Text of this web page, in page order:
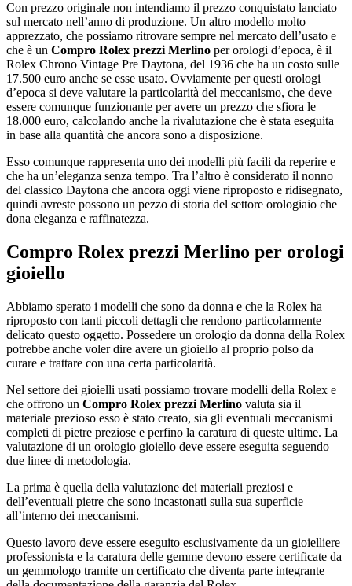
Con prezzo originale non intendiamo il prezzo conquistato lanciato
sul mercato nell’anno di produzione. Un altro modello molto
apprezzato, che possiamo ritrovare sempre nel mercato dell’usato e
che è un Compro Rolex prezzi Merlino per orologi d’epoca, è il
Rolex Chrono Vintage Pre Daytona, del 1936 che ha un costo sulle
17.500 euro anche se esse usato. Ovviamente per questi orologi
d’epoca si deve valutare la particolarità del meccanismo, che deve
essere comunque funzionante per avere un prezzo che sfiora le
18.000 euro, calcolando anche la rivalutazione che è stata eseguita
in base alla quantità che ancora sono a disposizione.
Esso comunque rappresenta uno dei modelli più facili da reperire e
che ha un’eleganza senza tempo. Tra l’altro è considerato il nonno
del classico Daytona che ancora oggi viene riproposto e ridisegnato,
quindi avreste possono un pezzo di storia del settore orologiaio che
dona eleganza e raffinatezza.
Compro Rolex prezzi Merlino per orologi
gioiello
Abbiamo sperato i modelli che sono da donna e che la Rolex ha
riproposto con tanti piccoli dettagli che rendono particolarmente
delicato questo oggetto. Possedere un orologio da donna della Rolex
potrebbe anche voler dire avere un gioiello al proprio polso da
curare e trattare con una certa particolarità.
Nel settore dei gioielli usati possiamo trovare modelli della Rolex e
che offrono un Compro Rolex prezzi Merlino valuta sia il
materiale prezioso esso è stato creato, sia gli eventuali meccanismi
completi di pietre preziose e perfino la caratura di queste ultime. La
valutazione di un orologio gioiello deve essere eseguita seguendo
due linee di metodologia.
La prima è quella della valutazione dei materiali preziosi e
dell’eventuali pietre che sono incastonati sulla sua superficie
all’interno dei meccanismi.
Questo lavoro deve essere eseguito esclusivamente da un gioielliere
professionista e la caratura delle gemme devono essere certificate da
un gemmologo tramite un certificato che diventa parte integrante